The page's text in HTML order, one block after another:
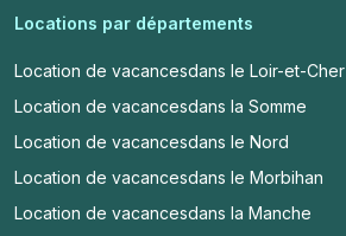
Locations par départements
Location de vacancesdans le Loir-et-Cher
Location de vacancesdans la Somme
Location de vacancesdans le Nord
Location de vacancesdans le Morbihan
Location de vacancesdans la Manche